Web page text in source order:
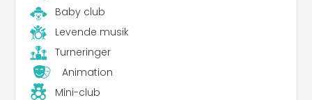
Baby club
Levende musik
Turneringer
Animation
Mini-club